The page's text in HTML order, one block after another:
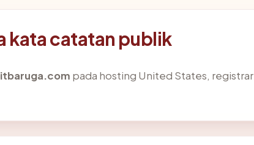
catatan publik
pada hosting United States, registrar